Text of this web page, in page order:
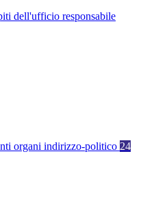
dell'ufficio responsabile
organi indirizzo-politico 24